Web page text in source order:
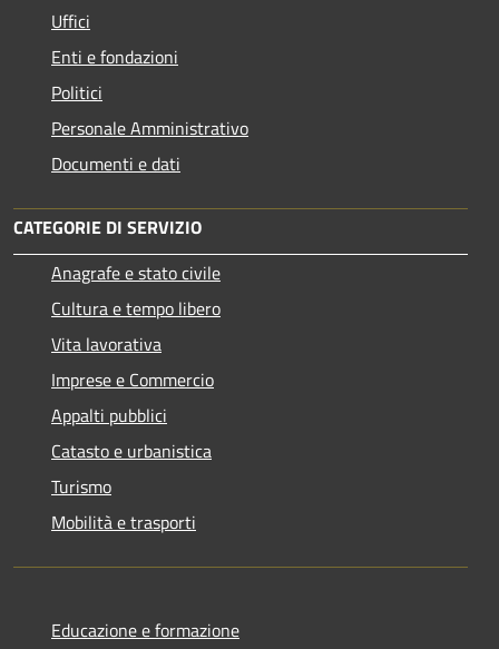
Uffici
Enti e fondazioni
Politici
Personale Amministrativo
Documenti e dati
CATEGORIE DI SERVIZIO
Anagrafe e stato civile
Cultura e tempo libero
Vita lavorativa
Imprese e Commercio
Appalti pubblici
Catasto e urbanistica
Turismo
Mobilità e trasporti
Educazione e formazione